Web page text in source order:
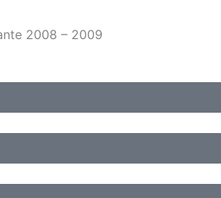
2008 – 2009